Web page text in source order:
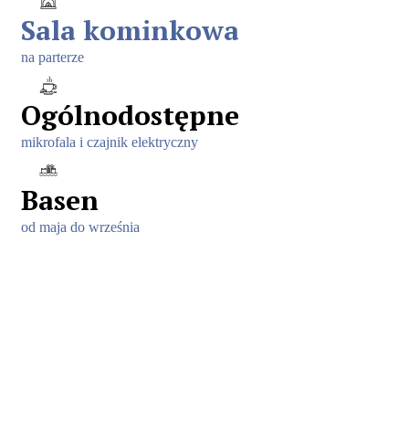
Sala kominkowa
na parterze
Ogólnodostępne
mikrofala i czajnik elektryczny
Basen
od maja do września